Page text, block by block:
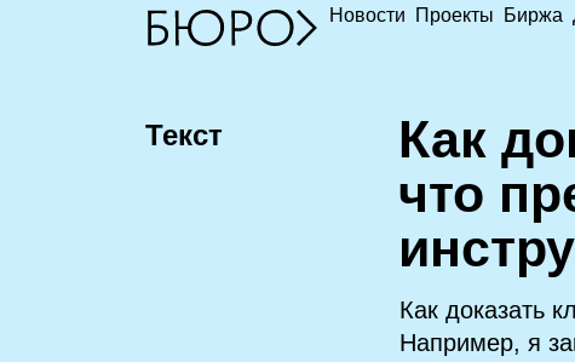
Новости Проекты Биржа
Текст Как
что
Как доказать
Например, я